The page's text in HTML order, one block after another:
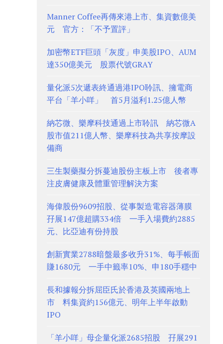
Manner Coffee再傳來港上市、集資數億美
元 官方：「不予置評」
加密幣ETF巨頭「灰度」申美股IPO、AUM
達350億美元 股票代號GRAY
量化派5次遞表終通過港IPO聆訊、擁電商
平台「羊小咩」 首5月溢利1.25億人幣
納芯微、樂摩科技通過上市聆訊 納芯微A
股市值211億人幣、樂摩科技為共享按摩設
備商
三生製藥擬分拆蔓迪股份主板上市 後者專
注皮膚健康及體重管理解決方案
海偉股份9609招股、從事製造電容器薄膜
孖展147億超購334倍 一手入場費約2885
元、比亞迪有份持股
創新實業2788暗盤最多收升31%、每手帳面
賺1680元 一手中籤率10%、申180手穩中
長和據報分拆屈臣氏於香港及英國兩地上
市 料集資約156億元、明年上半年啟動
IPO
「羊小咩」母企量化派2685招股 孖展291